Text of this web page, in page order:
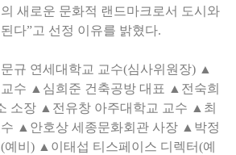
새로운 문화적 랜드마크로서 도시와
다”고 선정 이유를 밝혔다.
규 연세대학교 교수(심사위원장) ▲
수 ▲심희준 건축공방 대표 ▲전숙희
소장 ▲전유창 아주대학교 교수 ▲최
▲안호상 세종문화회관 사장 ▲박정
예비) ▲이태섭 티스페이스 디렉터(예